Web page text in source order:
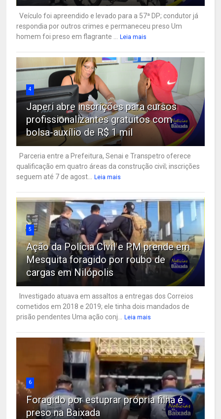
Veículo foi apreendido e levado para a 57ª DP; condutor já
respondia por outros crimes e permaneceu preso Um
homem foi preso em flagrante ...
Leia mais
4
Japeri abre inscrições para cursos
profissionalizantes gratuitos com
bolsa-auxílio de R$ 1 mil
Parceria entre a Prefeitura, Senai e Transpetro oferece
qualificação em quatro áreas da construção civil; inscrições
seguem até 7 de agost...
Leia mais
5
Ação da Polícia Civil e PM prende em
Mesquita foragido por roubo de
cargas em Nilópolis
Investigado atuava em assaltos a entregas dos Correios
cometidos em 2018 e 2019; ele tinha dois mandados de
prisão pendentes Uma ação conj...
Leia mais
6
Foragido por estuprar própria filha é
preso na Baixada